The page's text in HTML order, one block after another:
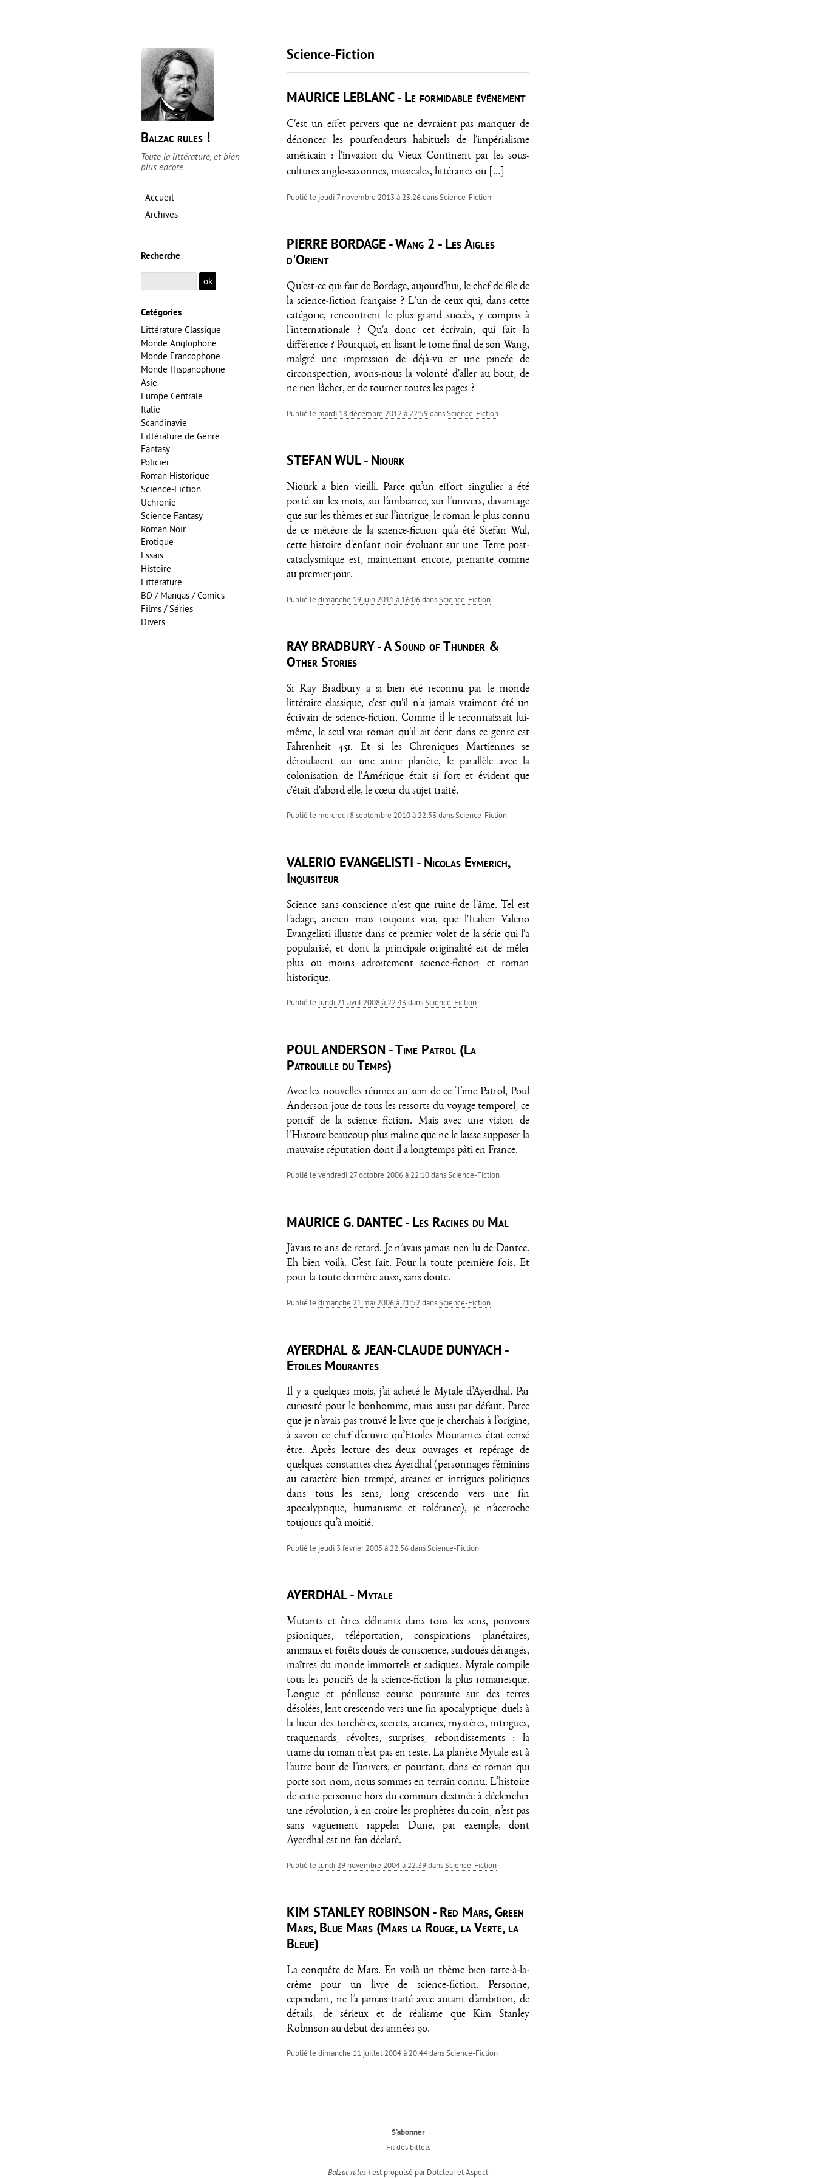
Balzac rules !
Toute la littérature, et bien
plus encore.
Accueil
Archives
Science-Fiction
MAURICE LEBLANC - Le formidable événement
C'est un effet pervers que ne devraient pas manquer de
dénoncer les pourfendeurs habituels de l'impérialisme
américain : l'invasion du Vieux Continent par les sous-
cultures anglo-saxonnes, musicales, littéraires ou
[…]
Publié le jeudi 7 novembre 2013 à 23:26dansScience-Fiction
PIERRE BORDAGE - Wang 2 - Les Aigles
d'Orient
Qu'est-ce qui fait de Bordage, aujourd'hui, le chef de file de
la science-fiction française ? L'un de ceux qui, dans cette
catégorie, rencontrent le plus grand succès, y compris à
l'internationale ? Qu'a donc cet écrivain, qui fait la
différence ? Pourquoi, en lisant le tome final de son Wang,
malgré une impression de déjà-vu et une pincée de
circonspection, avons-nous la volonté d'aller au bout, de
ne rien lâcher, et de tourner toutes les pages ?
Publié le mardi 18 décembre 2012 à 22:59dansScience-Fiction
STEFAN WUL - Niourk
Niourk a bien vieilli. Parce qu’un effort singulier a été
porté sur les mots, sur l’ambiance, sur l’univers, davantage
que sur les thèmes et sur l’intrigue, le roman le plus connu
de ce météore de la science-fiction qu’a été Stefan Wul,
cette histoire d'enfant noir évoluant sur une Terre post-
cataclysmique est, maintenant encore, prenante comme
au premier jour.
Publié le dimanche 19 juin 2011 à 16:06dansScience-Fiction
RAY BRADBURY - A Sound of Thunder &
Other Stories
Si Ray Bradbury a si bien été reconnu par le monde
littéraire classique, c'est qu'il n'a jamais vraiment été un
écrivain de science-fiction. Comme il le reconnaissait lui-
même, le seul vrai roman qu'il ait écrit dans ce genre est
Fahrenheit 451. Et si les Chroniques Martiennes se
déroulaient sur une autre planète, le parallèle avec la
colonisation de l'Amérique était si fort et évident que
c'était d'abord elle, le cœur du sujet traité.
Publié le mercredi 8 septembre 2010 à 22:53 dansScience-Fiction
VALERIO EVANGELISTI - Nicolas Eymerich,
Inquisiteur
Science sans conscience n'est que ruine de l'âme. Tel est
l'adage, ancien mais toujours vrai, que l'Italien Valerio
Evangelisti illustre dans ce premier volet de la série qui l'a
popularisé, et dont la principale originalité est de mêler
plus ou moins adroitement science-fiction et roman
historique.
Publié le lundi 21 avril 2008 à 22:43 dansScience-Fiction
POUL ANDERSON - Time Patrol (La
Patrouille du Temps)
Avec les nouvelles réunies au sein de ce Time Patrol, Poul
Anderson joue de tous les ressorts du voyage temporel, ce
poncif de la science fiction. Mais avec une vision de
l’Histoire beaucoup plus maline que ne le laisse supposer la
mauvaise réputation dont il a longtemps pâti en France.
Publié le vendredi 27 octobre 2006 à 22:10dansScience-Fiction
MAURICE G. DANTEC - Les Racines du Mal
J’avais 10 ans de retard. Je n’avais jamais rien lu de Dantec.
Eh bien voilà. C’est fait. Pour la toute première fois. Et
pour la toute dernière aussi, sans doute.
Publié le dimanche 21 mai 2006 à 21:52 dansScience-Fiction
AYERDHAL & JEAN-CLAUDE DUNYACH -
Etoiles Mourantes
Il y a quelques mois, j’ai acheté le Mytale d’Ayerdhal. Par
curiosité pour le bonhomme, mais aussi par défaut. Parce
que je n’avais pas trouvé le livre que je cherchais à l’origine,
à savoir ce chef d’œuvre qu’Etoiles Mourantes était censé
être. Après lecture des deux ouvrages et repérage de
quelques constantes chez Ayerdhal (personnages féminins
au caractère bien trempé, arcanes et intrigues politiques
dans tous les sens, long crescendo vers une fin
apocalyptique, humanisme et tolérance), je n’accroche
toujours qu’à moitié.
Publié le jeudi 3 février 2005 à 22:56dansScience-Fiction
AYERDHAL - Mytale
Mutants et êtres délirants dans tous les sens, pouvoirs
psioniques, téléportation, conspirations planétaires,
animaux et forêts doués de conscience, surdoués dérangés,
maîtres du monde immortels et sadiques. Mytale compile
tous les poncifs de la science-fiction la plus romanesque.
Longue et périlleuse course poursuite sur des terres
désolées, lent crescendo vers une fin apocalyptique, duels à
la lueur des torchères, secrets, arcanes, mystères, intrigues,
traquenards, révoltes, surprises, rebondissements : la
trame du roman n’est pas en reste. La planète Mytale est à
l’autre bout de l’univers, et pourtant, dans ce roman qui
porte son nom, nous sommes en terrain connu. L’histoire
de cette personne hors du commun destinée à déclencher
une révolution, à en croire les prophètes du coin, n’est pas
sans vaguement rappeler Dune, par exemple, dont
Ayerdhal est un fan déclaré.
Publié le lundi 29 novembre 2004 à 22:39dansScience-Fiction
KIM STANLEY ROBINSON - Red Mars, Green
Mars, Blue Mars (Mars la Rouge, la Verte, la
Bleue)
La conquête de Mars. En voilà un thème bien tarte-à-la-
crème pour un livre de science-fiction. Personne,
cependant, ne l’a jamais traité avec autant d’ambition, de
détails, de sérieux et de réalisme que Kim Stanley
Robinson au début des années 90.
Publié le dimanche 11 juillet 2004 à 20:44dansScience-Fiction
Recherche
Catégories
Littérature Classique
Monde Anglophone
Monde Francophone
Monde Hispanophone
Asie
Europe Centrale
Italie
Scandinavie
Littérature de Genre
Fantasy
Policier
Roman Historique
Science-Fiction
Uchronie
Science Fantasy
Roman Noir
Erotique
Essais
Histoire
Littérature
BD / Mangas / Comics
Films / Séries
Divers
S'abonner
Fil des billets
Balzac rules !est propulsé parDotclearetAspect